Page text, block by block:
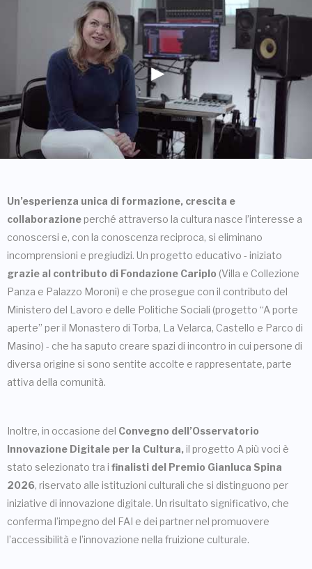
Un’esperienza unica di formazione, crescita e
collaborazioneperché attraverso la cultura nasce l’interesse a
conoscersi e, con la conoscenza reciproca, si eliminano
incomprensioni e pregiudizi. Un progetto educativo - iniziato
grazie al contributo di Fondazione Cariplo (Villa e Collezione
Panza e Palazzo Moroni) e che prosegue con il contributo del
Ministero del Lavoro e delle Politiche Sociali (progetto “A porte
aperte” per il Monastero di Torba, La Velarca, Castello e Parco di
Masino) - che ha saputo creare spazi di incontro in cui persone di
diversa origine si sono sentite accolte e rappresentate, parte
attiva della comunità.
Inoltre, in occasione del Convegno dell’Osservatorio
Innovazione Digitale per la Cultura, il progetto A più voci è
stato selezionato tra i finalisti del Premio Gianluca Spina
2026, riservato alle istituzioni culturali che si distinguono per
iniziative di innovazione digitale. Un risultato significativo, che
conferma l’impegno del FAI e dei partner nel promuovere
l’accessibilità e l’innovazione nella fruizione culturale.